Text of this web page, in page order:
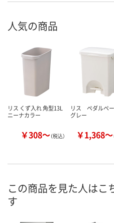
人気の商品
リス くず入れ 角型13L
ニーナカラー
￥308～（税込）
リス ペダルペ
グレー
￥1,368～
この商品を見た人はこ
す